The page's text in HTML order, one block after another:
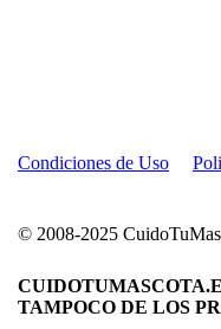
Condiciones de Uso
© 2008-2025
TAMPOCO DE LOS